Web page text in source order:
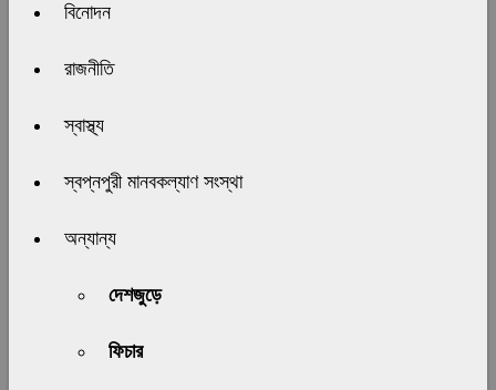
বিনোদন
রাজনীতি
স্বাস্থ্য
স্বপ্নপুরী মানবকল্যাণ সংস্থা
অন্যান্য
দেশজুড়ে
ফিচার